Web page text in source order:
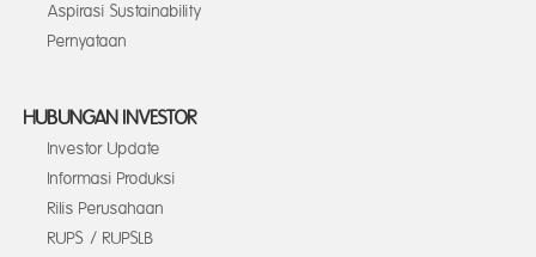
Aspirasi Sustainability
Pernyataan
HUBUNGAN INVESTOR
Investor Update
Informasi Produksi
Rilis Perusahaan
RUPS / RUPSLB